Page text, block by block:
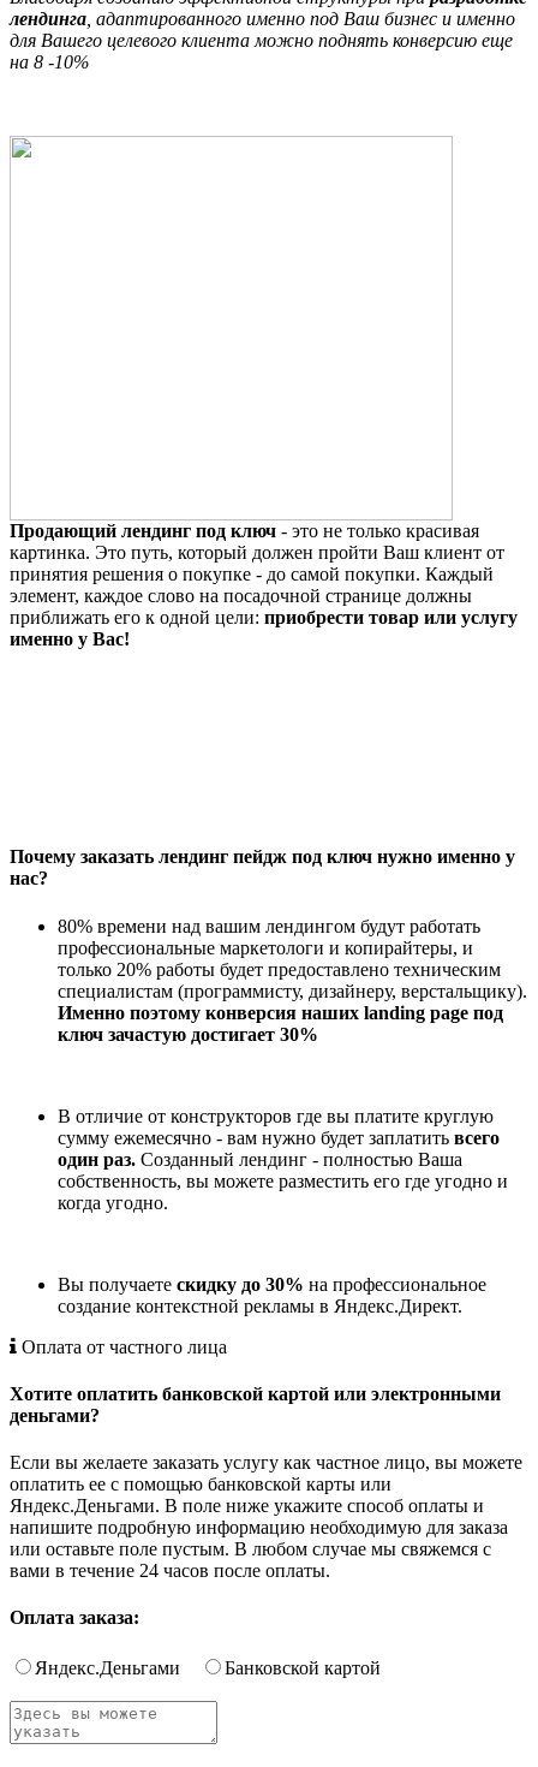
лендинга , адаптированного именно под Ваш бизнес и именно
для Вашего целевого клиента можно поднять конверсию еще
на 8 -10%
Продающий лендинг под ключ - это не только красивая
картинка. Это путь, который должен пройти Ваш клиент от
принятия решения о покупке - до самой покупки. Каждый
элемент, каждое слово на посадочной странице должны
приближать его к одной цели: приобрести товар или услугу
именно у Вас!
Почему заказать лендинг пейдж под ключ нужно именно у
нас?
80% времени над вашим лендингом будут работать
профессиональные маркетологи и копирайтеры, и
только 20% работы будет предоставлено техническим
специалистам (программисту, дизайнеру, верстальщику).
Именно поэтому конверсия наших landing page под
ключ зачастую достигает 30%
В отличие от конструкторов где вы платите круглую
сумму ежемесячно - вам нужно будет заплатить всего
один раз. Созданный лендинг - полностью Ваша
собственность, вы можете разместить его где угодно и
когда угодно.
Вы получаете скидку до 30% на профессиональное
создание контекстной рекламы в Яндекс.Директ.
Оплата от частного лица
Хотите оплатить банковской картой или электронными
деньгами?
Если вы желаете заказать услугу как частное лицо, вы можете
оплатить ее с помощью банковской карты или
Яндекс.Деньгами. В поле ниже укажите способ оплаты и
напишите подробную информацию необходимую для заказа
или оставьте поле пустым. В любом случае мы свяжемся с
вами в течение 24 часов после оплаты.
Оплата заказа:
Яндекс.Деньгами Банковской картой